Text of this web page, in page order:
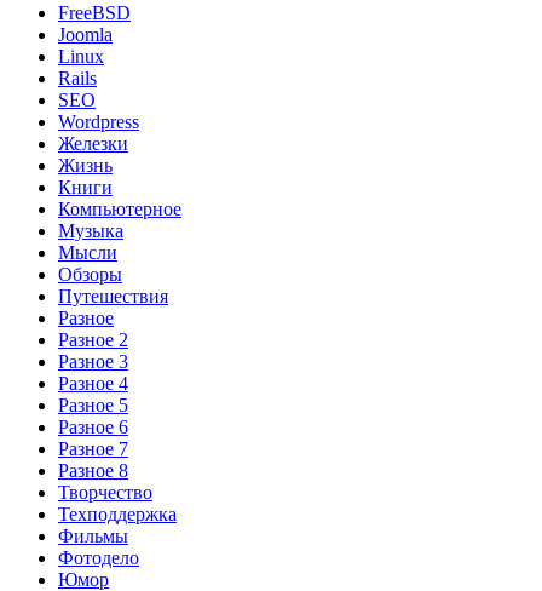
FreeBSD
Joomla
Linux
Rails
SEO
Wordpress
Железки
Жизнь
Книги
Компьютерное
Музыка
Мысли
Обзоры
Путешествия
Разное
Разное 2
Разное 3
Разное 4
Разное 5
Разное 6
Разное 7
Разное 8
Творчество
Техподдержка
Фильмы
Фотодело
Юмор